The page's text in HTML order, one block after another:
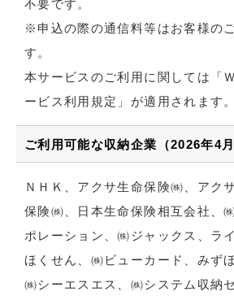
不要です。
※申込の際の通信料等はお客様の
す。
本サービスのご利用に関しては「
ービス利用規定」が適用されます。
ご利用可能な収納企業（2026年4月
ＮＨＫ、アクサ生命保険㈱、アク
保険㈱、日本生命保険相互会社、
ポレーション、㈱ジャックス、ラ
ほくせん、㈱ビューカード、みず
㈱シーエスエス、㈱システム収納